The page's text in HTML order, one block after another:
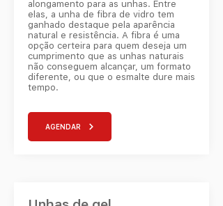
alongamento para as unhas. Entre
elas, a unha de fibra de vidro tem
ganhado destaque pela aparência
natural e resistência. A fibra é uma
opção certeira para quem deseja um
cumprimento que as unhas naturais
não conseguem alcançar, um formato
diferente, ou que o esmalte dure mais
tempo.
AGENDAR